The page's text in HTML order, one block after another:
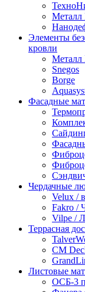
Металл
Элементы
кровли
Металл
Snegos
Borge
Фасадные
Чердачные
Velux /
Fakro /
Vilpe /
Террасная
CM
Листовые
ОСБ-3